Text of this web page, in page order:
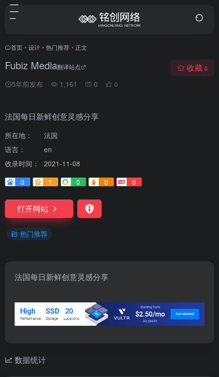
首页 • 设计 • 热门推荐 • 正文
Fubiz Media翻译站点
5年前发布 1,161 0 0
收藏 0
法国每日新鲜创意灵感分享
所在地：
法国
语言：
en
收录时间：
2021-11-08
0
1 0 0 0
打开网站
热门推荐
法国每日新鲜创意灵感分享
数据统计